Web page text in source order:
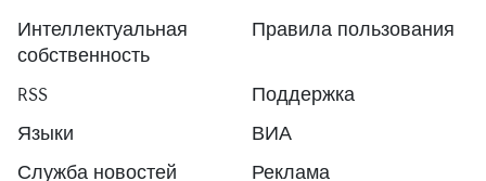
Интеллектуальная
собственность
Правила пользования
RSS
Поддержка
Языки
ВИА
Служба новостей
Реклама